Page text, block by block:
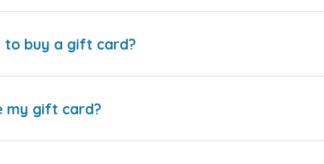
to buy a gift card?
my gift card?